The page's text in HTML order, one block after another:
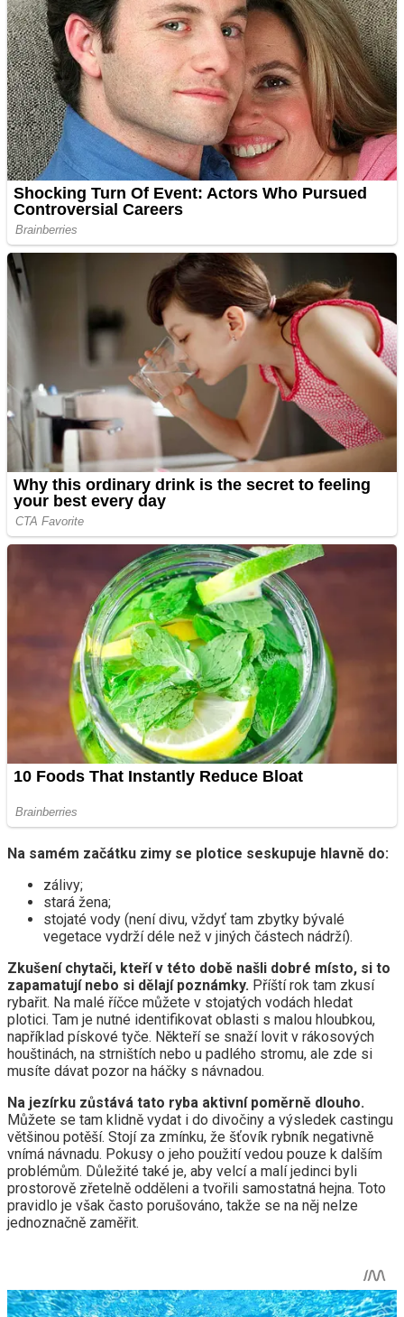
Na samém začátku zimy se plotice seskupuje hlavně do:
zálivy;
stará žena;
stojaté vody (není divu, vždyť tam zbytky bývalé
vegetace vydrží déle než v jiných částech nádrží).
Zkušení chytači, kteří v této době našli dobré místo, si to
zapamatují nebo si dělají poznámky. Příští rok tam zkusí
rybařit. Na malé říčce můžete v stojatých vodách hledat
plotici. Tam je nutné identifikovat oblasti s malou hloubkou,
například pískové tyče. Někteří se snaží lovit v rákosových
houštinách, na strništích nebo u padlého stromu, ale zde si
musíte dávat pozor na háčky s návnadou.
Na jezírku zůstává tato ryba aktivní poměrně dlouho.
Můžete se tam klidně vydat i do divočiny a výsledek castingu
většinou potěší. Stojí za zmínku, že šťovík rybník negativně
vnímá návnadu. Pokusy o jeho použití vedou pouze k dalším
problémům. Důležité také je, aby velcí a malí jedinci byli
prostorově zřetelně odděleni a tvořili samostatná hejna. Toto
pravidlo je však často porušováno, takže se na něj nelze
jednoznačně zaměřit.